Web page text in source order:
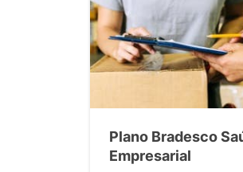
Plano Bradesco
Empresarial